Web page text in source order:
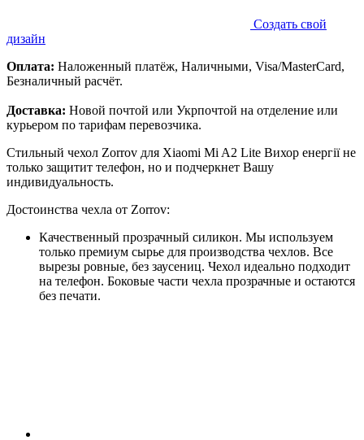
Создать свой
дизайн
Оплата: Наложенный платёж, Наличными, Visa/MasterCard,
Безналичный расчёт.
Доставка: Новой почтой или Укрпочтой на отделение или
курьером по тарифам перевозчика.
Стильный чехол Zorrov для Xiaomi Mi A2 Lite Вихор енергії не
только защитит телефон, но и подчеркнет Вашу
индивидуальность.
Достоинства чехла от Zorrov:
Качественный прозрачный силикон. Мы используем
только премиум сырье для производства чехлов. Все
вырезы ровные, без заусениц. Чехол идеально подходит
на телефон. Боковые части чехла прозрачные и остаются
без печати.